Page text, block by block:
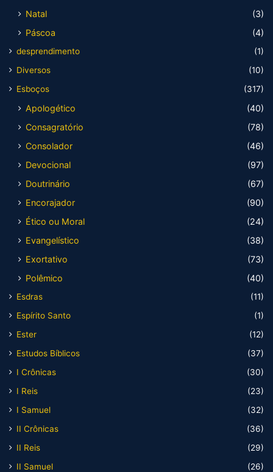
Natal
(3)
Páscoa
(4)
desprendimento
(1)
Diversos
(10)
Esboços
(317)
Apologético
(40)
Consagratório
(78)
Consolador
(46)
Devocional
(97)
Doutrinário
(67)
Encorajador
(90)
Ético ou Moral
(24)
Evangelístico
(38)
Exortativo
(73)
Polêmico
(40)
Esdras
(11)
Espírito Santo
(1)
Ester
(12)
Estudos Bíblicos
(37)
I Crônicas
(30)
I Reis
(23)
I Samuel
(32)
II Crônicas
(36)
II Reis
(29)
II Samuel
(26)